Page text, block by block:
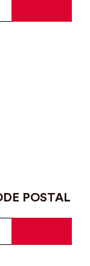
POSTAL